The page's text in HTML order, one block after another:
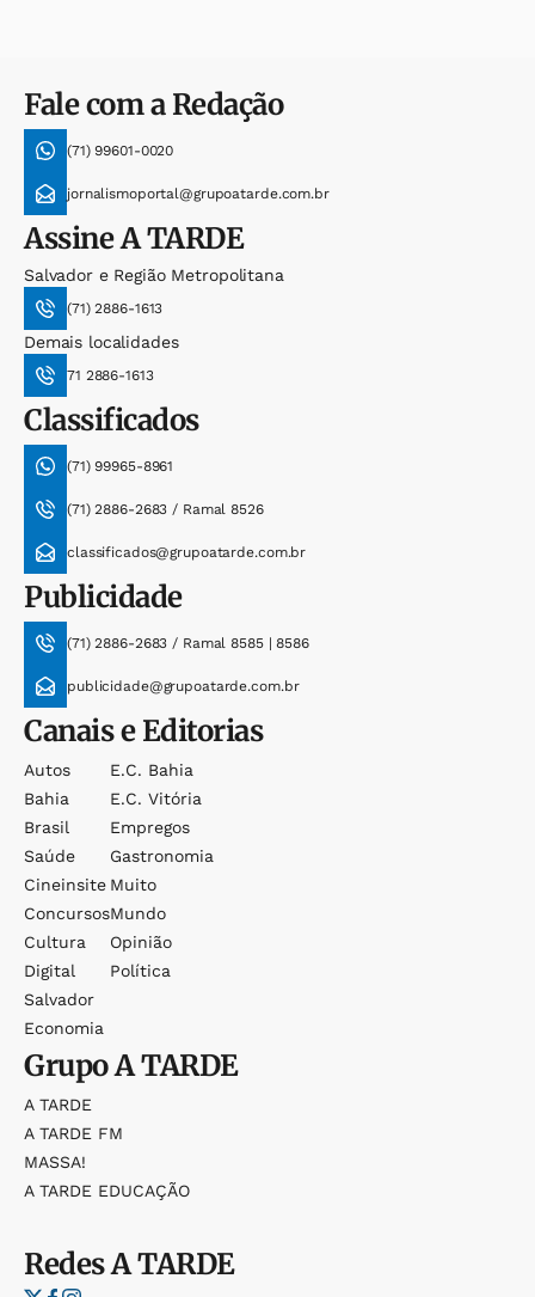
Fale com a Redação
(71) 99601-0020
jornalismoportal@grupoatarde.com.br
AssineA TARDE
Salvador e Região Metropolitana
(71) 2886-1613
Demais localidades
71 2886-1613
Classificados
(71) 99965-8961
(71) 2886-2683 / Ramal 8526
classificados@grupoatarde.com.br
Publicidade
(71) 2886-2683 / Ramal 8585 | 8586
publicidade@grupoatarde.com.br
Canais e Editorias
Autos
Bahia
Brasil
Saúde
Cineinsite
Concursos
Cultura
Digital
Salvador
Economia
E.c. Bahia
E.c. Vitória
Empregos
Gastronomia
Muito
Mundo
Opinião
Política
GrupoA TARDE
A TARDE
A TARDE FM
MASSA!
A TARDE EDUCAÇÃO
RedesA TARDE